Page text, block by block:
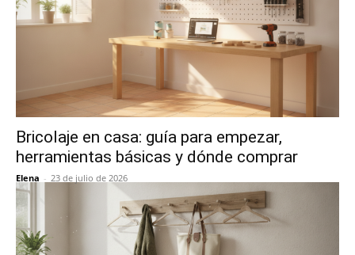
Bricolaje en casa: guía para empezar,
herramientas básicas y dónde comprar
Elena - 23 de julio de 2026